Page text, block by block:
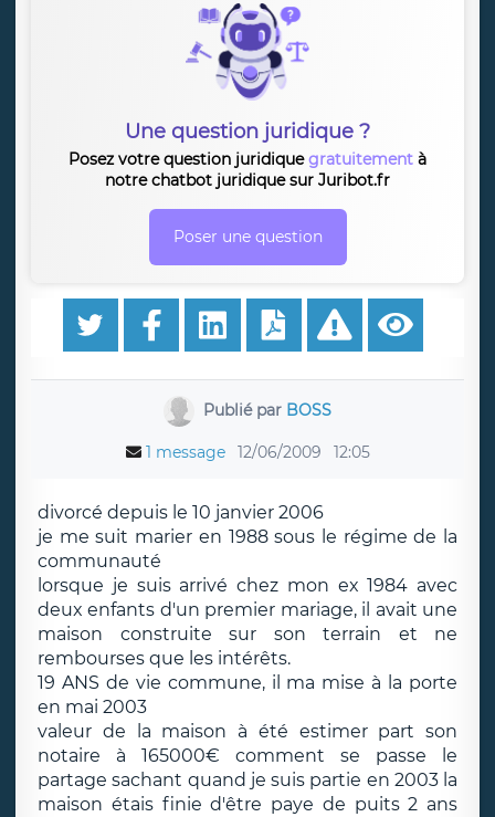
Une question juridique ?
Posez votre question juridiquegratuitement à
notre chatbot juridique sur Juribot.fr
Poser une question
Publié par BOSS
1 message 12/06/2009 12:05
divorcé depuis le 10 janvier 2006
je me suit marier en 1988 sous le régime de la
communauté
lorsque je suis arrivé chez mon ex 1984 avec
deux enfants d'un premier mariage, il avait une
maison construite sur son terrain et ne
rembourses que les intérêts.
19 ANS de vie commune, il ma mise à la porte
en mai 2003
valeur de la maison à été estimer part son
notaire à 165000€ comment se passe le
partage sachant quand je suis partie en 2003 la
maison étais finie d'être paye de puits 2 ans